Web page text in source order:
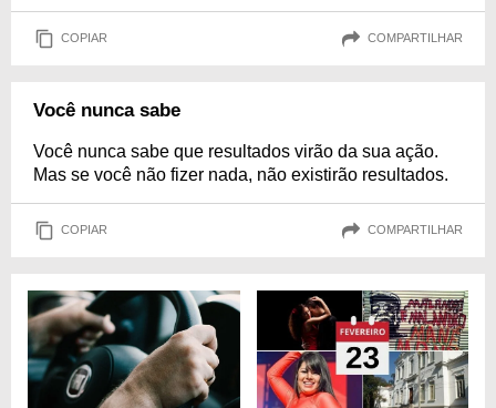
COPIAR COMPARTILHAR
Você nunca sabe
Você nunca sabe que resultados virão da sua ação.
Mas se você não fizer nada, não existirão resultados.
COPIAR COMPARTILHAR